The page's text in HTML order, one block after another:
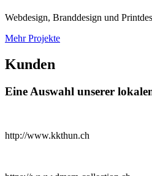
Webdesign, Branddesign und
Mehr Projekte
Kunden
Eine Auswahl unserer
http://www.kkthun.ch